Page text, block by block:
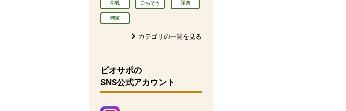
牛乳 ごちそう 豚肉
時短
カテゴリの一覧を見る
ビオサポの
SNS公式アカウント